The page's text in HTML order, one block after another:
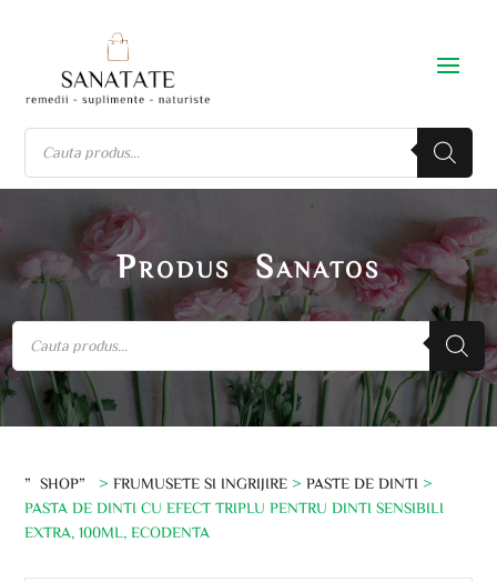
Produs Sanatos
”SHOP” >FRUMUSETE SI INGRIJIRE >PASTE DE DINTI >
PASTA DE DINTI CU EFECT TRIPLU PENTRU DINTI SENSIBILI
EXTRA, 100ML, ECODENTA